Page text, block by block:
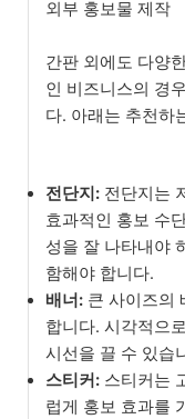
외부 홍보물 제작
간판 외에도 다양
인 비즈니스의 경
다. 아래는 추천하
전단지: 전단지는
효과적인 홍보 수
성을 잘 나타내야
함해야 합니다.
배너: 큰 사이즈의
합니다. 시각적으
시선을 끌 수 있습
스티커: 스티커는
럽게 홍보 효과를